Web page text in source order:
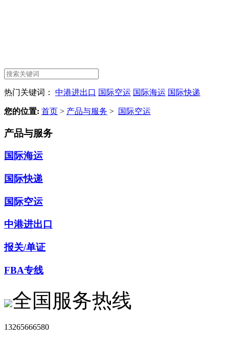
热门关键词： 中港进出口 国际空运 国际海运 国际快递
您的位置: 首页 > 产品与服务 > 国际空运
产品与服务
国际海运
国际快递
国际空运
中港进出口
报关/单证
FBA专线
全国服务热线
13265666580